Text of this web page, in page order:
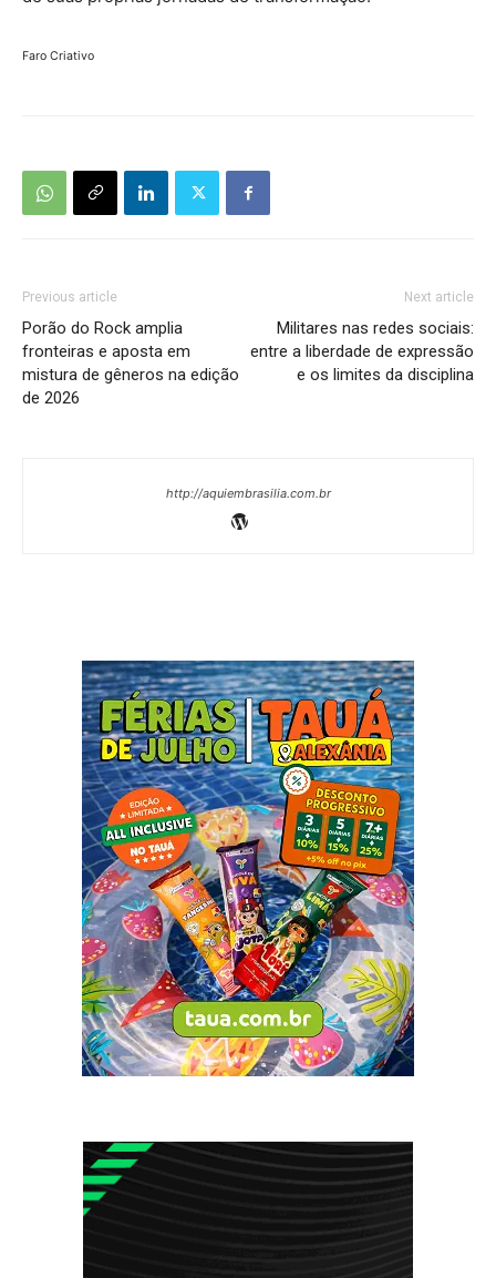
Faro Criativo
Previous article
Porão do Rock amplia
fronteiras e aposta em
mistura de gêneros na edição
de 2026
Next article
Militares nas redes sociais:
entre a liberdade de expressão
e os limites da disciplina
http://aquiembrasilia.com.br